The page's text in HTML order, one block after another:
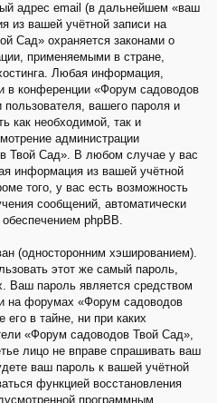
адрес email (в дальнейшем «ваш
из вашей учётной записи на
Сад» охраняется законами о
применяемыми в стране,
Любая информация,
в конференции «Форум садоводов
вашего пароля и
как необходимой, так и
администрации
Твой Сад». В любом случае у вас
информация из вашей учётной
того, у вас есть возможность
сообщений, автоматически
phpBB.
(односторонним хэшированием).
этот же самый пароль,
Ваш пароль является средством
на форумах «Форум садоводов
в тайне, ни при каких
«Форум садоводов Твой Сад»,
лицо не вправе спрашивать ваш
ваш пароль к вашей учётной
функцией восстановления
программным